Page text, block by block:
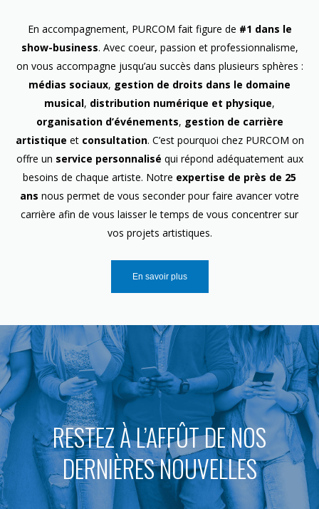
En accompagnement, PURCOM fait figure de #1 dans le
show-business. Avec coeur, passion et professionnalisme,
on vous accompagne jusqu’au succès dans plusieurs sphères :
médias sociaux, gestion de droits dans le domaine
musical, distribution numérique et physique,
organisation d’événements, gestion de carrière
artistique etconsultation. C’est pourquoi chez PURCOM on
offre un service personnalisé qui répond adéquatement aux
besoins de chaque artiste. Notre expertise de près de 25
ans nous permet de vous seconder pour faire avancer votre
carrière afin de vous laisser le temps de vous concentrer sur
vos projets artistiques.
En savoir plus
RESTEZ À L’AFFÛT DE NOS
DERNIÈRES NOUVELLES